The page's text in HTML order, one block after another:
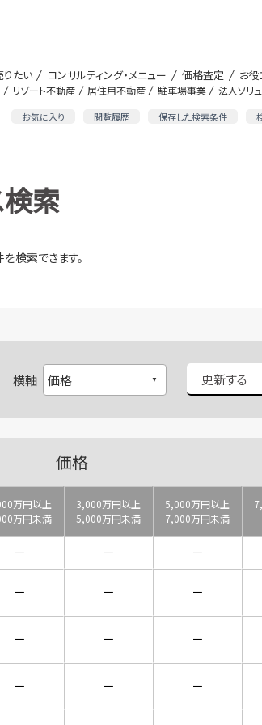
リゾート不動産 居住用不動産 駐車場事業 法人ソリ
お気に入り 閲覧履歴 保存した検索条件
りたい コンサルティング・メニュー 価格査定 お
検索
検索できます。
横軸 更新する
価格
万円以上
万円未満
3,000万円以上
5,000万円未満
5,000万円以上
7,000万円未満
－ － －
－ － －
－ － －
－ － －